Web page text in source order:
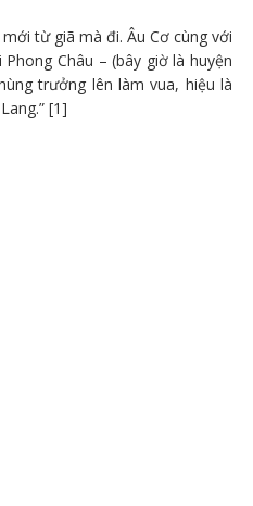
từ giã mà đi. Âu Cơ cùng với
Châu – (bây giờ là huyện
trưởng lên làm vua, hiệu là
[1]